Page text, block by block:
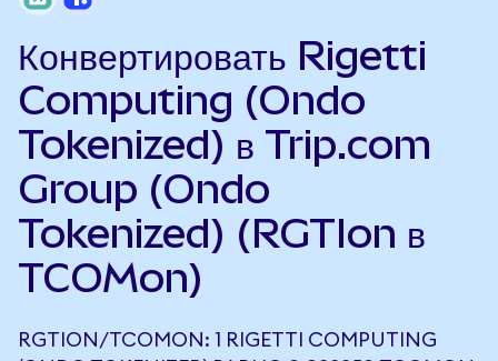
Конвертировать Rigetti
Computing (Ondo
Tokenized) в Trip.com
Group (Ondo
Tokenized) (RGTIon в
TCOMon)
RGTION/TCOMON: 1 RIGETTI COMPUTING